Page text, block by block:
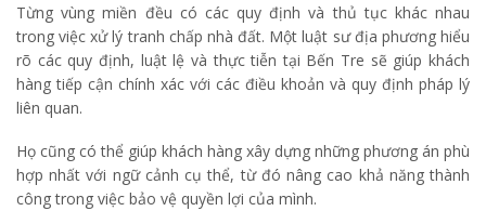
Từng vùng miền đều có các quy định và thủ tục khác nhau
trong việc xử lý tranh chấp nhà đất. Một luật sư địa phương hiểu
rõ các quy định, luật lệ và thực tiễn tại Bến Tre sẽ giúp khách
hàng tiếp cận chính xác với các điều khoản và quy định pháp lý
liên quan.
Họ cũng có thể giúp khách hàng xây dựng những phương án phù
hợp nhất với ngữ cảnh cụ thể, từ đó nâng cao khả năng thành
công trong việc bảo vệ quyền lợi của mình.